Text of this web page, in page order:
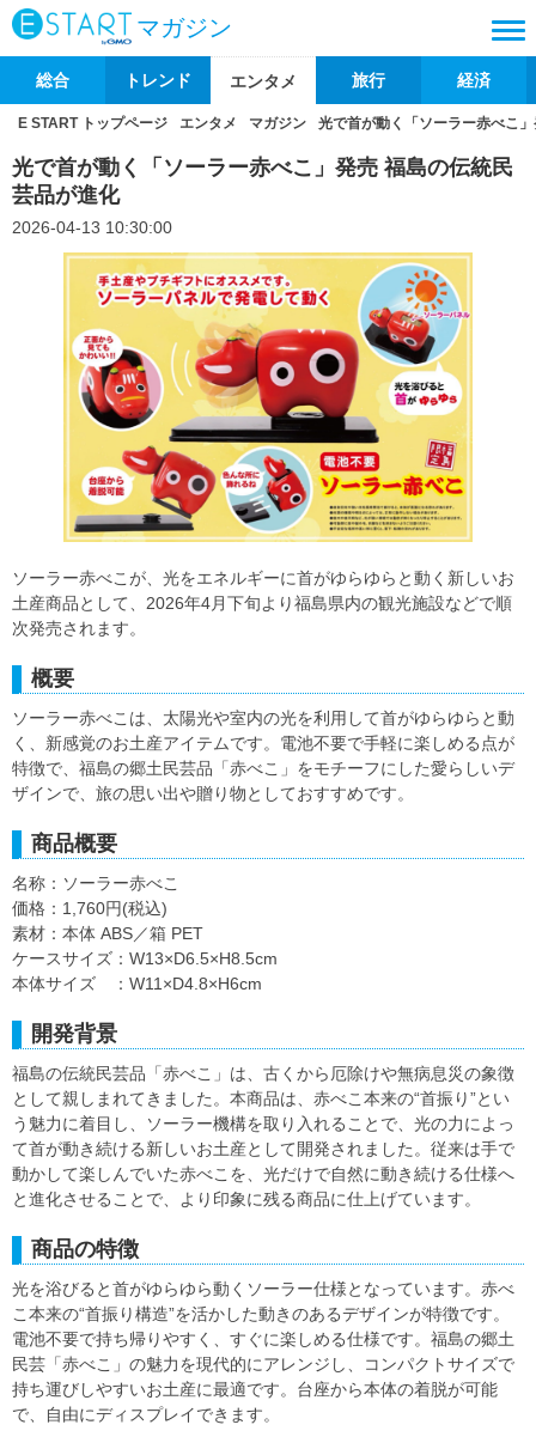
マガジン
総合 トレンド エンタメ 旅行 経済
E START トップページ エンタメ マガジン 光で首が動く「ソーラー赤べこ
光で首が動く「ソーラー赤べこ」発売 福島の伝統民
芸品が進化
2026-04-13 10:30:00
ソーラー赤べこが、光をエネルギーに首がゆらゆらと動く新しいお
土産商品として、2026年4月下旬より福島県内の観光施設などで順
次発売されます。
概要
ソーラー赤べこは、太陽光や室内の光を利用して首がゆらゆらと動
く、新感覚のお土産アイテムです。電池不要で手軽に楽しめる点が
特徴で、福島の郷土民芸品「赤べこ」をモチーフにした愛らしいデ
ザインで、旅の思い出や贈り物としておすすめです。
商品概要
名称：ソーラー赤べこ
価格：1,760円(税込)
素材：本体 ABS／箱 PET
ケースサイズ：W13×D6.5×H8.5cm
本体サイズ ：W11×D4.8×H6cm
開発背景
福島の伝統民芸品「赤べこ」は、古くから厄除けや無病息災の象徴
として親しまれてきました。本商品は、赤べこ本来の“首振り”とい
う魅力に着目し、ソーラー機構を取り入れることで、光の力によっ
て首が動き続ける新しいお土産として開発されました。従来は手で
動かして楽しんでいた赤べこを、光だけで自然に動き続ける仕様へ
と進化させることで、より印象に残る商品に仕上げています。
商品の特徴
光を浴びると首がゆらゆら動くソーラー仕様となっています。赤べ
こ本来の“首振り構造”を活かした動きのあるデザインが特徴です。
電池不要で持ち帰りやすく、すぐに楽しめる仕様です。福島の郷土
民芸「赤べこ」の魅力を現代的にアレンジし、コンパクトサイズで
持ち運びしやすいお土産に最適です。台座から本体の着脱が可能
で、自由にディスプレイできます。